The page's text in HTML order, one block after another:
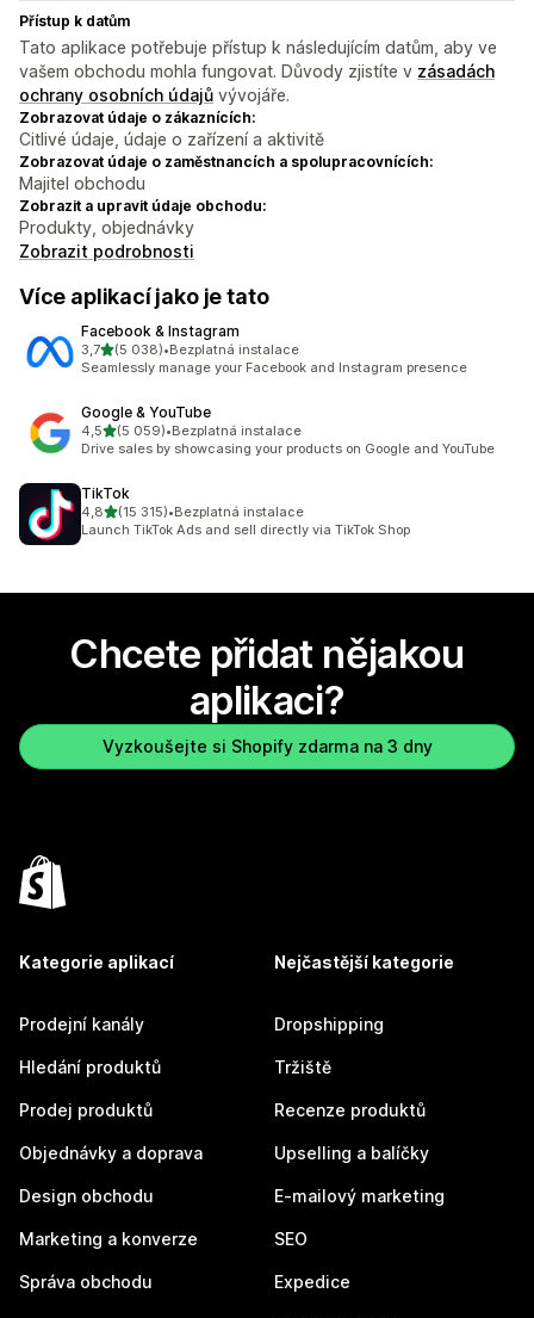
Přístup k datům
Tato aplikace potřebuje přístup k následujícím datům, aby ve
vašem obchodu mohla fungovat. Důvody zjistíte v zásadách
ochrany osobních údajů vývojáře.
Zobrazovat údaje o zákaznících:
Citlivé údaje, údaje o zařízení a aktivitě
Zobrazovat údaje o zaměstnancích a spolupracovnících:
Majitel obchodu
Zobrazit a upravit údaje obchodu:
Produkty, objednávky
Zobrazit podrobnosti
Více aplikací jako je tato
Facebook & Instagram
3,7z 5 hvězd
(5 038)
Celkový počet recenzí: 5038
•Bezplatná instalace
Seamlessly manage your Facebook and Instagram presence
Google & YouTube
4,5z 5 hvězd
(5 059)
Celkový počet recenzí: 5059
•Bezplatná instalace
Drive sales by showcasing your products on Google and YouTube
TikTok
4,8z 5 hvězd
(15 315)
Celkový počet recenzí: 15315
•Bezplatná instalace
Launch TikTok Ads and sell directly via TikTok Shop
Chcete přidat nějakou
aplikaci?
Vyzkoušejte si Shopify zdarma na 3 dny
Kategorie aplikací
Prodejní kanály
Hledání produktů
Prodej produktů
Objednávky a doprava
Design obchodu
Marketing a konverze
Správa obchodu
Nejčastější kategorie
Dropshipping
Tržiště
Recenze produktů
Upselling a balíčky
E-mailový marketing
SEO
Expedice